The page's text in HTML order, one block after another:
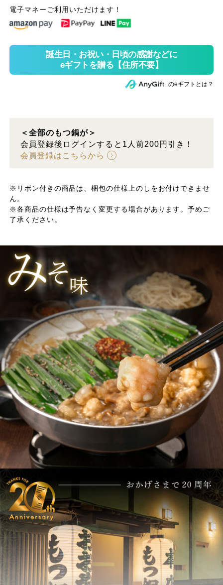
電子マネーご利用いただけます！
のeギフトとは？
＜全部のもつ鍋が＞
会員登録後ログインすると1人前200円引き！
会員登録はこちらから
※リボン付きの商品は、梱包の仕様上のしをお付けできませ
ん。
※各商品の仕様は予告なく変更する場合があります。予めご
了承ください。